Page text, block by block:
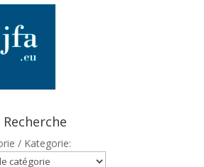
/ Kategorie: